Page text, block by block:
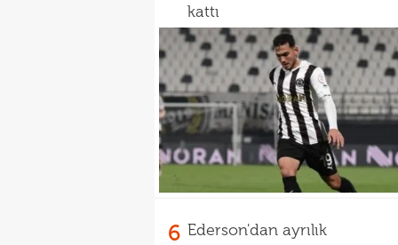
kattı
6 Ederson'dan ayrılık